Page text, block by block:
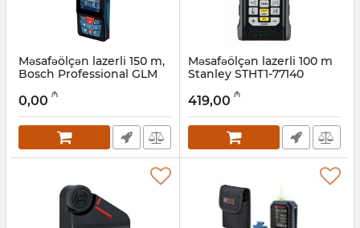
Məsafəölçən lazerli 150 m,
Bosch Professional GLM
Artikul:
0,00 ₼
Məsafəölçən lazerli 100 m
Stanley STHT1-77140
017010225
419,00 ₼